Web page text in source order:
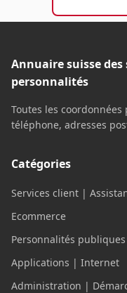
Annuaire suisse
personnalités
Toutes les
téléphone, adresses
Catégories
Services client |
Ecommerce
Personnalités publiques
Applications | Internet
Administration |